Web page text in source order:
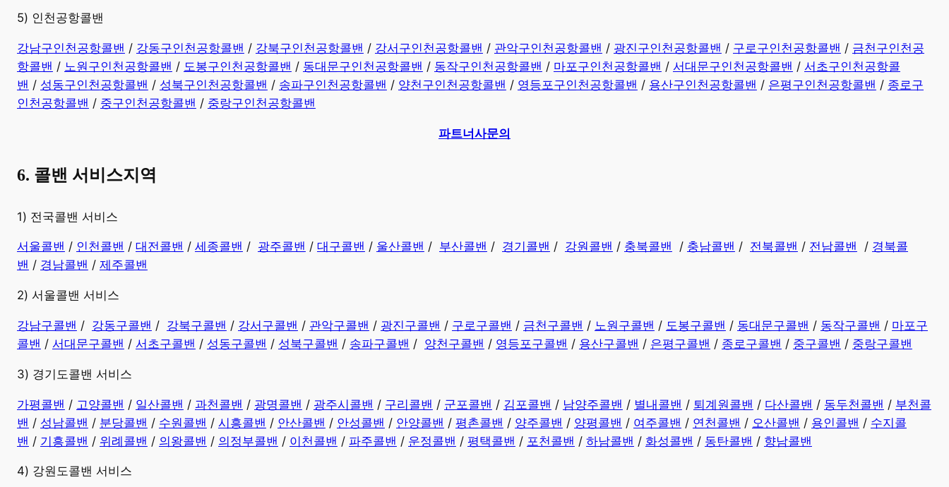
5) 인천공항콜밴
강남구인천공항콜밴 / 강동구인천공항콜밴 / 강북구인천공항콜밴 / 강서구인천공항콜밴 / 관악구인천공항콜밴 / 광진구인천공항콜밴 / 구로구인천공항콜밴 / 금천구인천공
항콜밴 / 노원구인천공항콜밴 / 도봉구인천공항콜밴 / 동대문구인천공항콜밴 / 동작구인천공항콜밴 / 마포구인천공항콜밴 / 서대문구인천공항콜밴 / 서초구인천공항콜
밴 / 성동구인천공항콜밴 / 성북구인천공항콜밴 / 송파구인천공항콜밴 / 양천구인천공항콜밴 / 영등포구인천공항콜밴 / 용산구인천공항콜밴 / 은평구인천공항콜밴 / 종로구
인천공항콜밴 / 중구인천공항콜밴 / 중랑구인천공항콜밴
파트너사문의
6. 콜밴 서비스지역
​1) 전국콜밴 서비스
서울콜밴 / 인천콜밴 / 대전콜밴 / 세종콜밴 / 광주콜밴 / 대구콜밴 / 울산콜밴 / 부산콜밴 / 경기콜밴 / 강원콜밴 / 충북콜밴 / 충남콜밴 / 전북콜밴 / 전남콜밴 / 경북콜
밴 / 경남콜밴 ​ / 제주콜밴
2) 서울콜밴 서비스
강남구콜밴 / 강동구콜밴 / 강북구콜밴 / 강서구콜밴 / 관악구콜밴 / 광진구콜밴 / 구로구콜밴 / 금천구콜밴 / 노원구콜밴 / 도봉구콜밴 / 동대문구콜밴 / 동작구콜밴 / 마포구
콜밴 / 서대문구콜밴 / 서초구콜밴 / 성동구콜밴 / 성북구콜밴 / 송파구콜밴 / 양천구콜밴 / 영등포구콜밴 / 용산구콜밴 / 은평구콜밴 / 종로구콜밴 / 중구콜밴 / 중랑구콜밴
3) 경기도콜밴 서비스
가평콜밴 / 고양콜밴 / 일산콜밴 / 과천콜밴 / 광명콜밴 / 광주시콜밴 / 구리콜밴 / 군포콜밴 / 김포콜밴 / 남양주콜밴 / 별내콜밴 / 퇴계원콜밴 / 다산콜밴 / 동두천콜밴 / 부천콜
밴 / 성남콜밴 / 분당콜밴 / 수원콜밴 / 시흥콜밴 / 안산콜밴 / 안성콜밴 / 안양콜밴 / 평촌콜밴 / 양주콜밴 / 양평콜밴 / 여주콜밴 / 연천콜밴 / 오산콜밴 / 용인콜밴 / 수지콜
밴 / 기흥콜밴 / 위례콜밴 / 의왕콜밴 / 의정부콜밴 / 이천콜밴 / 파주콜밴 / 운정콜밴 / 평택콜밴 / 포천콜밴 / 하남콜밴 / 화성콜밴 / 동탄콜밴 / 향남콜밴
4) 강원도콜밴 서비스